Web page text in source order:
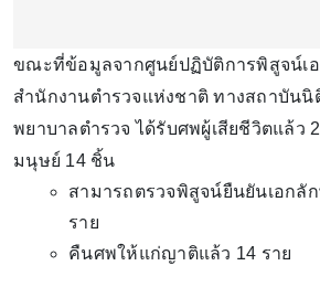
ขณะที่ข้อมูลจากศูนย์ปฏิบัติการพิสูจน์เ
สำนักงานตำรวจแห่งชาติ ทางสถาบันนิ
พยาบาลตำรวจ ได้รับศพผู้เสียชีวิตแล้ว
มนุษย์ 14 ชิ้น
สามารถตรวจพิสูจน์ยืนยันเอก
ราย
คืนศพให้แก่ญาติแล้ว 14 ราย